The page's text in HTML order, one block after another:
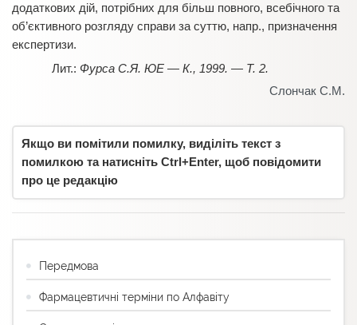
додаткових дій, потрібних для більш повного, всебічного та
об’єктивного розгляду справи за суттю, напр., призначення
експертизи.
Фурса С.Я. ЮЕ — К., 1999. — Т. 2.
Слончак С.М.
Якщо ви помітили помилку, виділіть текст з
помилкою та натисніть Ctrl+Enter, щоб повідомити
про це редакцію
Передмова
Фармацевтичні терміни по Алфавіту